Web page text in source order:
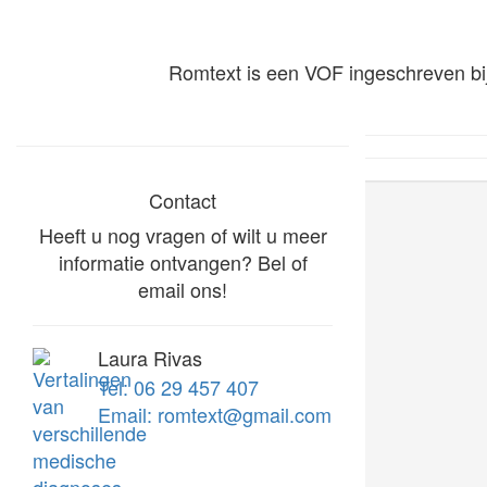
Romtext is een VOF ingeschreven
Contact
Heeft u nog vragen of wilt u meer
informatie ontvangen? Bel of
email ons!
Laura Rivas
Tel: 06 29 457 407
Email: romtext@gmail.com